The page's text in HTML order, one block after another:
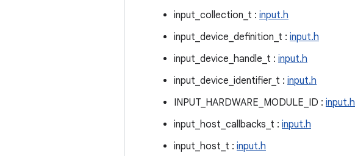
input_collection_t : input.h
input_device_definition_t : input.h
input_device_handle_t : input.h
input_device_identifier_t : input.h
INPUT_HARDWARE_MODULE_ID : input.h
input_host_callbacks_t : input.h
input_host_t : input.h